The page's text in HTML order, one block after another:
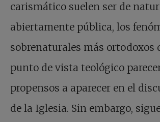
carismático suelen ser de
abiertamente pública, los
sobrenaturales más ortodoxos
punto de vista teológico
propensos a aparecer en el
de la Iglesia. Sin embargo,